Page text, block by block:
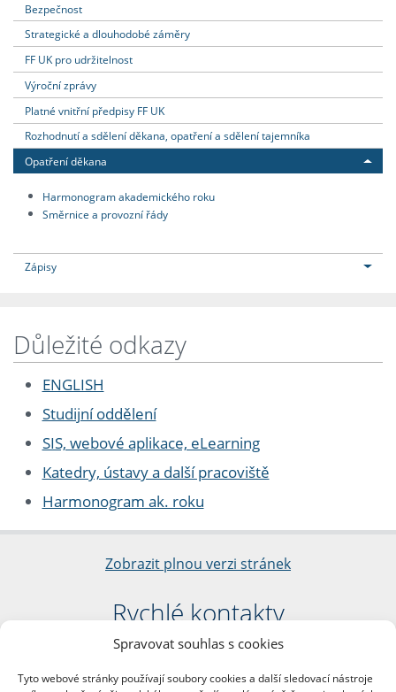
Spravovat souhlas s cookies
Tyto webové stránky používají soubory cookies a další sledovací nástroje
Bezpečnost
Strategické a dlouhodobé záměry
FF UK pro udržitelnost
Výroční zprávy
Platné vnitřní předpisy FF UK
Rozhodnutí a sdělení děkana, opatření a sdělení tajemníka
Opatření děkana
Harmonogram akademického roku
Směrnice a provozní řády
Zápisy
Důležité odkazy
ENGLISH
Studijní oddělení
SIS, webové aplikace, eLearning
Katedry, ústavy a další pracoviště
Harmonogram ak. roku
Zobrazit plnou verzi stránek
Rychlé kontakty
Filozofická fakulta
nám. Jana Palacha 1/2